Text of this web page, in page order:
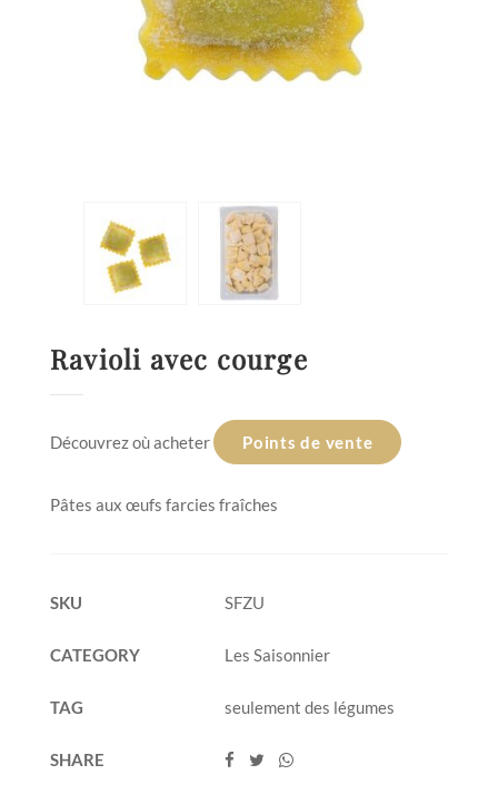
Ravioli avec courge
Découvrez où acheter Points de vente
Pâtes aux œufs farcies fraîches
SKU SFZU
CATEGORY Les Saisonnier
TAG seulement des légumes
SHARE